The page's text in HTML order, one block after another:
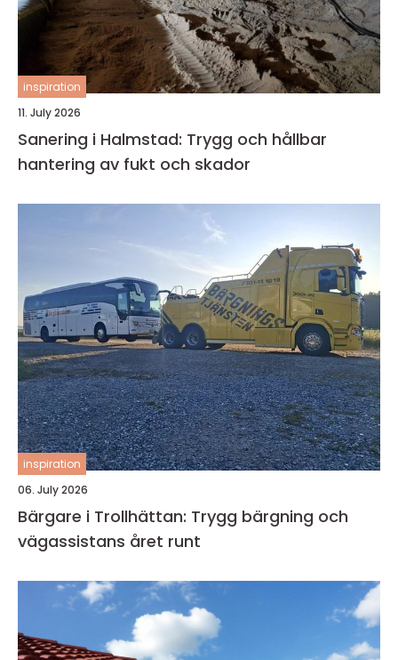
inspiration
11. July 2026
Sanering i Halmstad: Trygg och hållbar
hantering av fukt och skador
inspiration
06. July 2026
Bärgare i Trollhättan: Trygg bärgning och
vägassistans året runt